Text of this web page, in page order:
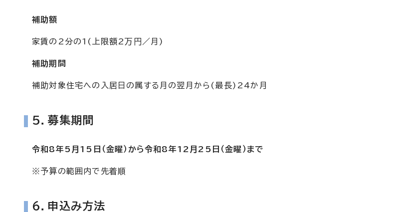
補助額
家賃の2分の1(上限額2万円／月)
補助期間
補助対象住宅への入居日の属する月の翌月から(最長)24か月
5．募集期間
令和8年5月15日（金曜）から令和8年12月25日（金曜）まで
※予算の範囲内で先着順
6．申込み方法